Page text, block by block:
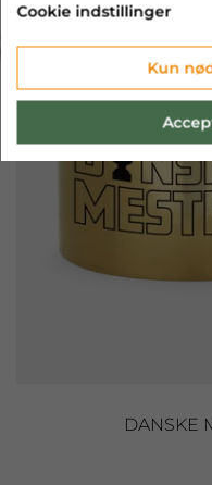
DANSKE
‹
Cookie indstillinger
Kun